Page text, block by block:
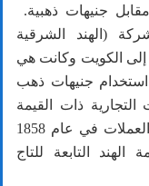
جنيهات ذهبية.
(الهند الشرقية
انتقال مكتبها إلى الكويت وكانت هي
استخدام جنيهات ذهب
ذات القيمة
المرتفعة، ثم توقفت الشركة عن إصدار العملات في عام 1858
التابعة للتاج